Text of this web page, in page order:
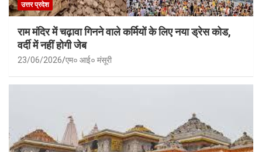
उत्तर प्रदेश
राम मंदिर में चढ़ावा गिनने वाले कर्मियों के लिए नया ड्रेस कोड,
वर्दी में नहीं होगी जेब
23/06/2026 एम० आई० मंसूरी